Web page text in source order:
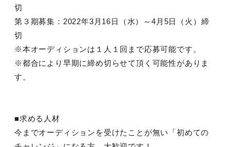
切
第３期募集：2022年3月16日（水）～4月5日（火）締
切
※本オーディションは１人１回まで応募可能です。
※都合により早期に締め切らせて頂く可能性がありま
す。
■求める人材
今までオーディションを受けたことが無い「初めての